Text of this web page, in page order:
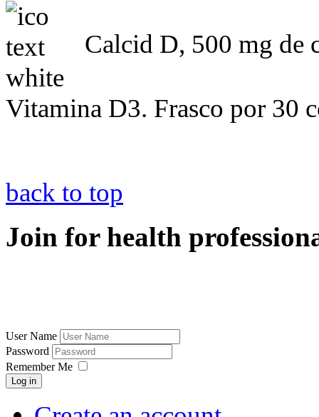
Calcid D, 500 mg de
Vitamina D3. Frasco por 30
back to top
Join for health
User Name
Password
Remember Me
Log in